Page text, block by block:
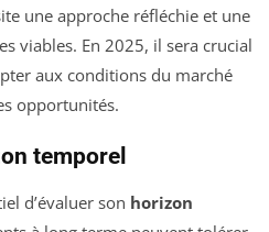
une approche réfléchie et une
viables. En 2025, il sera crucial
aux conditions du marché
opportunités.
temporel
d’évaluer son horizon